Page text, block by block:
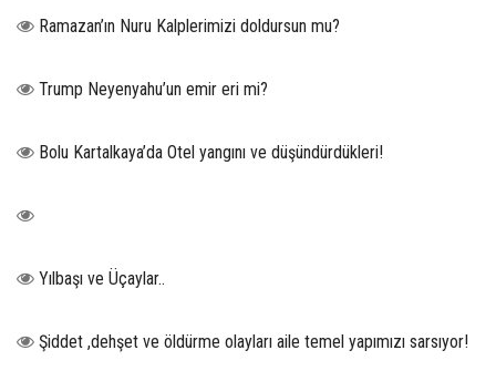
Ramazan’ın Nuru Kalplerimizi doldursun mu?
Trump Neyenyahu’un emir eri mi?
Bolu Kartalkaya’da Otel yangını ve düşündürdükleri!
Yılbaşı ve Üçaylar..
Şiddet ,dehşet ve öldürme olayları aile temel yapımızı sarsıyor!